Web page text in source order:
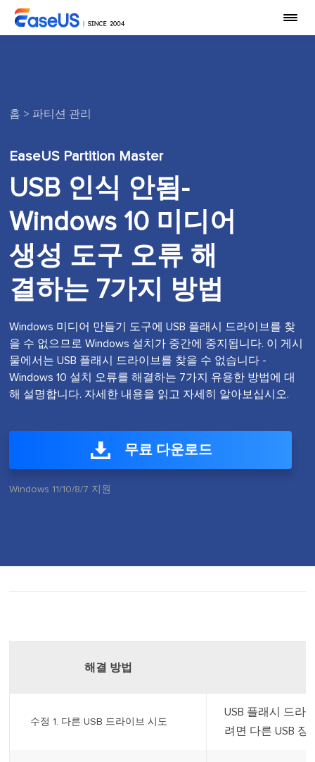
홈 > 파티션 관리
EaseUS Partition Master
USB 인식 안됨-
Windows 10 미디어
생성 도구 오류 해
결하는 7가지 방법
Windows 미디어 만들기 도구에 USB 플래시 드라이브를 찾
을 수 없으므로 Windows 설치가 중간에 중지됩니다. 이 게시
물에서는 USB 플래시 드라이브를 찾을 수 없습니다 -
Windows 10 설치 오류를 해결하는 7가지 유용한 방법에 대
해 설명합니다. 자세한 내용을 읽고 자세히 알아보십시오.
무료 다운로드
Windows 11/10/8/7 지원
해결 방법
수정 1. 다른 USB 드라이브 시도
USB 플래시 드라
려면 다른 USB 장